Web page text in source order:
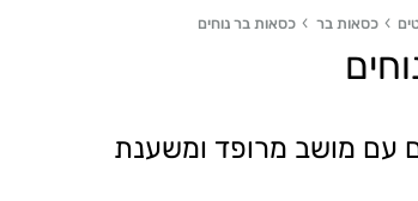
כסאות בר כסאות בר נוחים
עם מושב מרופד ומשענת